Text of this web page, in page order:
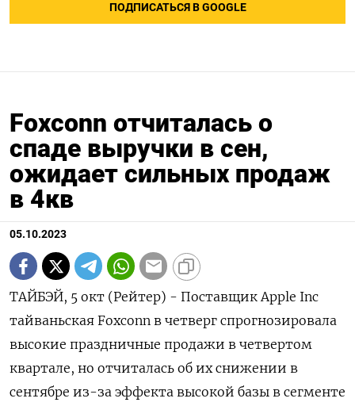
ПОДПИСАТЬСЯ В GOOGLE
Foxconn отчиталась о
спаде выручки в сен,
ожидает сильных продаж
в 4кв
05.10.2023
ТАЙБЭЙ, 5 окт (Рейтер) - Поставщик Apple Inc
тайваньская Foxconn в четверг спрогнозировала
высокие праздничные продажи в четвертом
квартале, но отчиталась об их снижении в
сентябре из-за эффекта высокой базы в сегменте